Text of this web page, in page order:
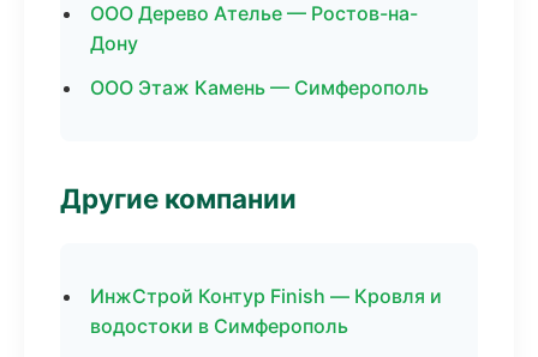
ООО Дерево Ателье — Ростов-на-
Дону
ООО Этаж Камень — Симферополь
Другие компании
ИнжСтрой Контур Finish — Кровля и
водостоки в Симферополь